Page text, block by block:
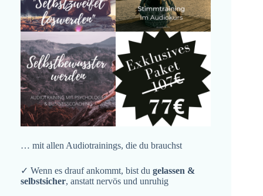
… mit allen Audiotrainings, die du brauchst
✓ Wenn es drauf ankommt, bist du gelassen &
selbstsicher, anstatt nervös und unruhig